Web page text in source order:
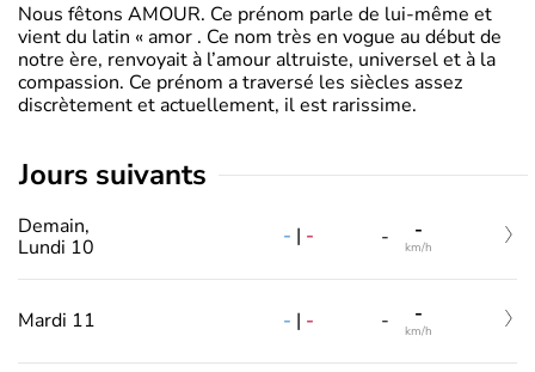
Nous fêtons AMOUR. Ce prénom parle de lui-même et
vient du latin « amor . Ce nom très en vogue au début de
notre ère, renvoyait à l’amour altruiste, universel et à la
compassion. Ce prénom a traversé les siècles assez
discrètement et actuellement, il est rarissime.
jours suivants
Demain,
Lundi 10
- | - - -
km/h
Mardi 11 - | - - -
km/h